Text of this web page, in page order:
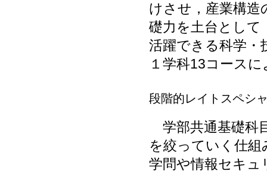
けさせ，産業構造
礎力を土台として
活躍できる科学・
１学科13コース
段階的レイトスペシ
学部共通基礎科
を絞っていく仕組
学問や情報セキュ